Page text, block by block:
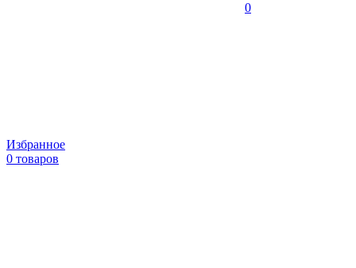
0
Избранное
0 товаров